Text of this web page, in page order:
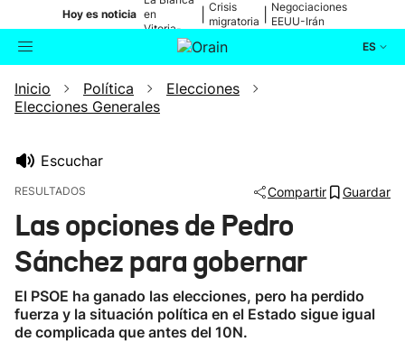
Hoy es noticia en
Vitoria-
Gasteiz
Crisis
migratoria
Negociaciones
EEUU-Irán
ES
Buscador Actualidad
Ikusmiran
Eguraldia
Inicio Política
Elecciones
Elecciones Generales
Escuchar
RESULTADOS Compartir Guardar
Las opciones de Pedro
Sánchez para gobernar
El PSOE ha ganado las elecciones, pero ha perdido
fuerza y la situación política en el Estado sigue igual
de complicada que antes del 10N.